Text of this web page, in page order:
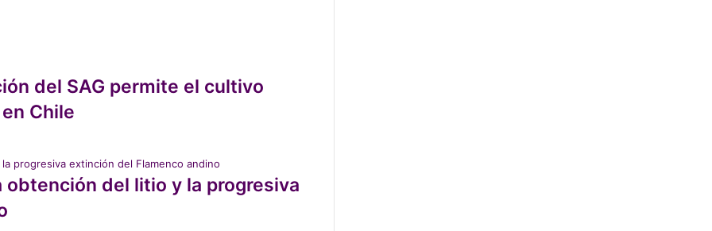
del SAG permite el cultivo
Chile
obtención del litio y la progresiva